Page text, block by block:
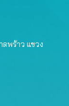
ดพร้าว แขวง